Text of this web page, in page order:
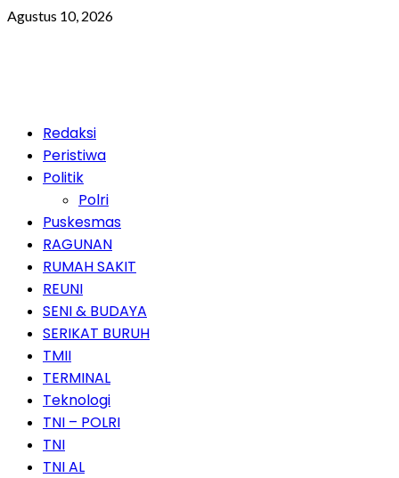
Skip
Agustus 10, 2026
PrimaryRedaksi
Peristiwa
Politik
Polri
Puskesmas
RAGUNAN
RUMAH SAKIT
REUNI
SENI & BUDAYA
SERIKAT BURUH
TMII
TERMINAL
Teknologi
TNI – POLRI
TNI
TNI AL